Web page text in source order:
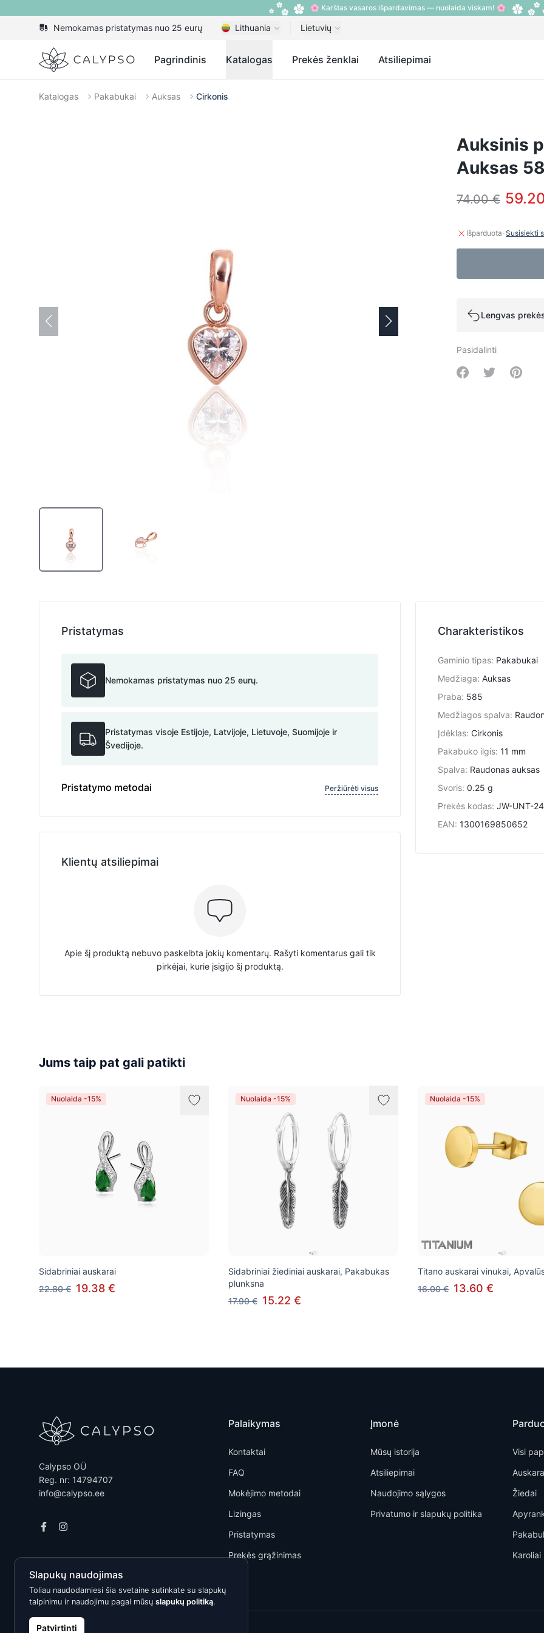
🌸 Karštas vasaros išpardavimas — nuolaida viskam! 🌸
Nemokamas pristatymas nuo 25 eurų Lithuania Lietuvių
Calypso Pagrindinis Katalogas Prekės ženklai Atsiliepimai
Katalogas Pakabukai Auksas Cirkonis
Auksinis
Auksas
74.00 €
Išparduota ·Susisiekti
Lengvas
Pasidalinti
Share onShare onShare
Charakteristikos
Gaminio tipas: Pakabukai
Medžiaga: Auksas
Praba: 585
Medžiagos spalva:
Įdėklas: Cirkonis
Pakabuko ilgis: 11 mm
Spalva: Raudonas auksas
Svoris: 0.25 g
Prekės kodas: JW-UNT-
EAN: 1300169850652
Pristatymas
Nemokamas pristatymas nuo 25 eurų.
Pristatymas visoje Estijoje, Latvijoje, Lietuvoje, Suomijoje ir
Švedijoje.
Pristatymo metodai Peržiūrėti visus
Klientų atsiliepimai
Apie šį produktą nebuvo paskelbta jokių komentarų. Rašyti komentarus gali tik
pirkėjai, kurie įsigijo šį produktą.
Jums taip pat gali patikti
Nuolaida -15%
Sidabriniai auskarai
22.80 € 19.38 €
Nuolaida -15%
Sidabriniai žiediniai auskarai, Pakabukas
plunksna
17.90 € 15.22 €
Nuolaida -15%
Titano auskarai vinukai,
16.00 € 13.60 €
Calypso OÜ
Reg. nr: 14794707
info@calypso.ee
Palaikymas
Kontaktai
FAQ
Mokėjimo metodai
Lizingas
Pristatymas
Prekės grąžinimas
Įmonė
Mūsų istorija
Atsiliepimai
Naudojimo sąlygos
Privatumo ir slapukų politika
Visi
Žiedai
Karoliai
Slapukų naudojimas
Toliau naudodamiesi šia svetaine sutinkate su slapukų
talpinimu ir naudojimu pagal mūsų slapukų politiką.
Patvirtinti